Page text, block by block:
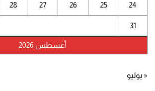
أغسطس 2026
24
25
26
27
28
31
« يوليو